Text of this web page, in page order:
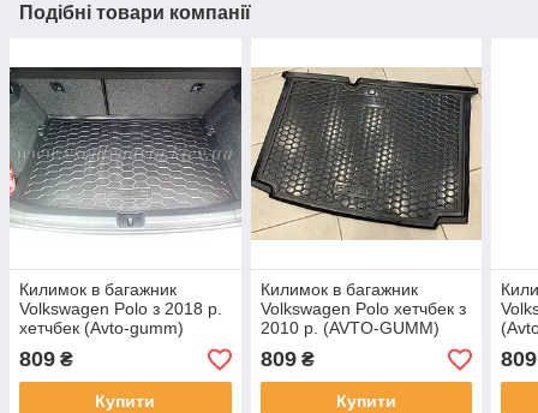
Подібні товари компанії
Килимок в багажник
Volkswagen Polo з 2018 р.
хетчбек (Avto-gumm)
пластік+гума
809 ₴
Купити
Килимок в багажник
Volkswagen Polo хетчбек з
2010 р. (AVTO-GUMM)
пластік+гума
809₴
Купити
809